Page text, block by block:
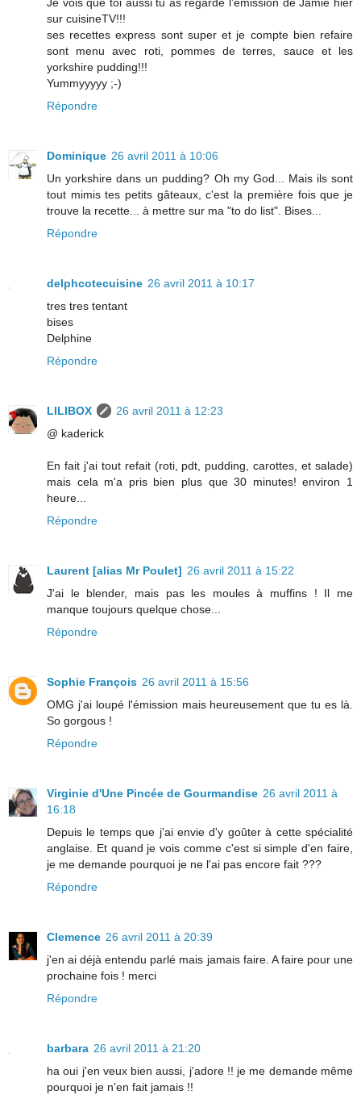
sur cuisineTV!!!
ses recettes express sont super et je compte bien refaire
sont menu avec roti, pommes de terres, sauce et les
yorkshire pudding!!!
Yummyyyyy ;-)
Répondre
Dominique 26 avril 2011 à 10:06
Un yorkshire dans un pudding? Oh my God... Mais ils sont
tout mimis tes petits gâteaux, c'est la première fois que je
trouve la recette... à mettre sur ma "to do list". Bises...
Répondre
delphcotecuisine 26 avril 2011 à 10:17
tres tres tentant
bises
Delphine
Répondre
LILIBOX
26 avril 2011 à 12:23
@ kaderick
En fait j'ai tout refait (roti, pdt, pudding, carottes, et salade)
mais cela m'a pris bien plus que 30 minutes! environ 1
heure...
Répondre
Laurent [alias Mr Poulet] 26 avril 2011 à 15:22
J'ai le blender, mais pas les moules à muffins ! Il me
manque toujours quelque chose...
Répondre
Sophie François 26 avril 2011 à 15:56
OMG j'ai loupé l'émission mais heureusement que tu es là.
So gorgous !
Répondre
Virginie d'Une Pincée de Gourmandise 26 avril 2011 à
16:18
Depuis le temps que j'ai envie d'y goûter à cette spécialité
anglaise. Et quand je vois comme c'est si simple d'en faire,
je me demande pourquoi je ne l'ai pas encore fait ???
Répondre
Clemence 26 avril 2011 à 20:39
j'en ai déjà entendu parlé mais jamais faire. A faire pour une
prochaine fois ! merci
Répondre
barbara 26 avril 2011 à 21:20
ha oui j'en veux bien aussi, j'adore !! je me demande même
pourquoi je n'en fait jamais !!